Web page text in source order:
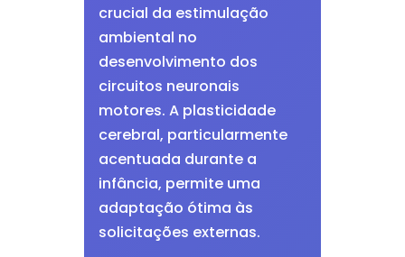
crucial da estimulação
ambiental no
desenvolvimento dos
circuitos neuronais
motores. A plasticidade
cerebral, particularmente
acentuada durante a
infância, permite uma
adaptação ótima às
solicitações externas.